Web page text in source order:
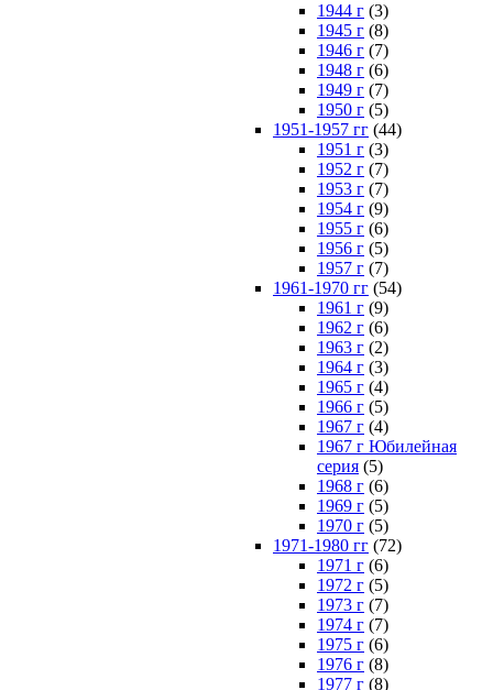
1944 г (3)
1945 г (8)
1946 г (7)
1948 г (6)
1949 г (7)
1950 г (5)
1951-1957 гг (44)
1951 г (3)
1952 г (7)
1953 г (7)
1954 г (9)
1955 г (6)
1956 г (5)
1957 г (7)
1961-1970 гг (54)
1961 г (9)
1962 г (6)
1963 г (2)
1964 г (3)
1965 г (4)
1966 г (5)
1967 г (4)
1967 г Юбилейная
серия (5)
1968 г (6)
1969 г (5)
1970 г (5)
1971-1980 гг (72)
1971 г (6)
1972 г (5)
1973 г (7)
1974 г (7)
1975 г (6)
1976 г (8)
1977 г (8)